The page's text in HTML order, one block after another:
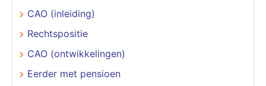
CAO (inleiding)
Rechtspositie
CAO (ontwikkelingen)
Eerder met pensioen